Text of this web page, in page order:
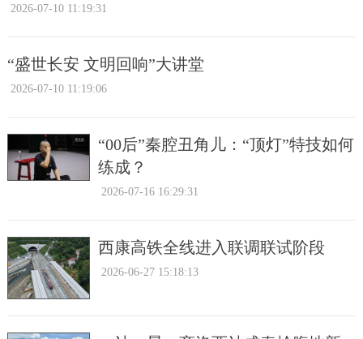
2026-07-10 11:19:31
“盛世长安 文明回响”大讲堂
2026-07-10 11:19:06
“00后”秦腔丑角儿：“顶灯”特技如何
练成？
2026-07-16 16:29:31
西康高铁全线进入联调联试阶段
2026-06-27 15:18:13